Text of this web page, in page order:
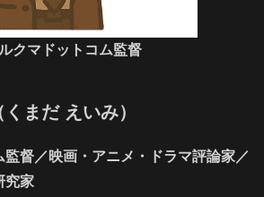
クマドットコム監督
まだ えいみ）
監督／映画・アニメ・ドラマ評論家／
究家